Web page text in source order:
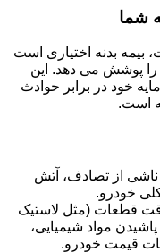
شما
بدنه اختیاری است
پوشش می دهد. این
خود در برابر حوادث
است.
از تصادف، آتش
خودرو.
قطعات (مثل لاستیک
مواد شیمیایی،
قیمت خودرو.